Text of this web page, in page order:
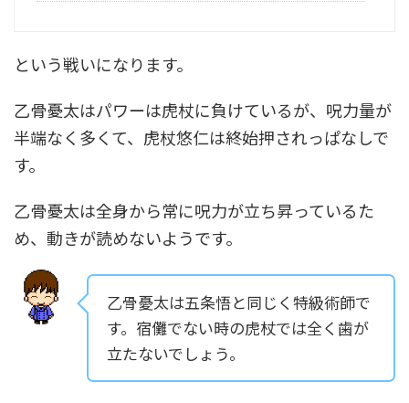
という戦いになります。
乙骨憂太はパワーは虎杖に負けているが、呪力量が
半端なく多くて、虎杖悠仁は終始押されっぱなしで
す。
乙骨憂太は全身から常に呪力が立ち昇っているた
め、動きが読めないようです。
乙骨憂太は五条悟と同じく特級術師で
す。宿儺でない時の虎杖では全く歯が
立たないでしょう。